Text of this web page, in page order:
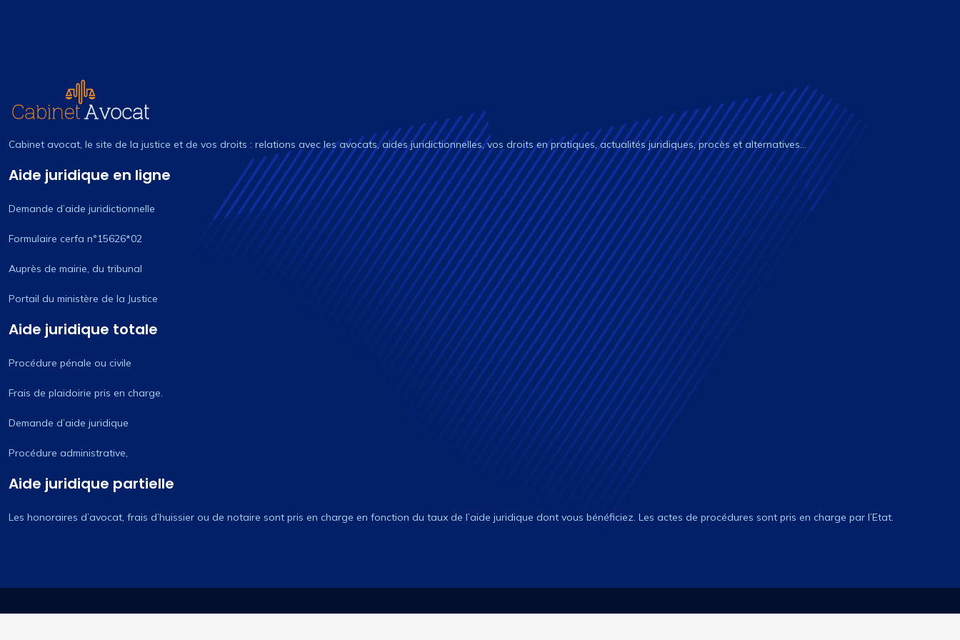
Cabinet avocat, le site de la justice et de vos droits : relations avec les avocats, aides juridictionnelles, vos droits en pratiques, actualités juridiques, procès et alternatives…
Aide juridique en ligne
Demande d’aide juridictionnelle
Formulaire cerfa n°15626*02
Auprès de mairie, du tribunal
Portail du ministère de la Justice
Aide juridique totale
Procédure pénale ou civile
Frais de plaidoirie pris en charge.
Demande d’aide juridique
Procédure administrative,
Aide juridique partielle
Les honoraires d’avocat, frais d’huissier ou de notaire sont pris en charge en fonction du taux de l’aide juridique dont vous bénéficiez. Les actes de procédures sont pris en charge par l’Etat.